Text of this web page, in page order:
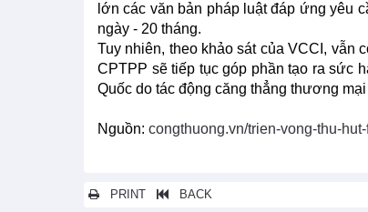
lớn các văn bản pháp luật đáp ứng yêu
ngày - 20 tháng.
Tuy nhiên, theo khảo sát của VCCI, vẫn
CPTPP sẽ tiếp tục góp phần tạo ra sức
Quốc do tác động căng thẳng thương
Nguồn: congthuong.vn/trien-vong-thu-
PRINT BACK